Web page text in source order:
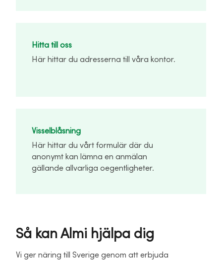
Hitta till oss
Här hittar du adresserna till våra kontor.
Visselblåsning
Här hittar du vårt formulär där du
anonymt kan lämna en anmälan
gällande allvarliga oegentligheter.
Så kan Almi hjälpa dig
Vi ger näring till Sverige genom att erbjuda